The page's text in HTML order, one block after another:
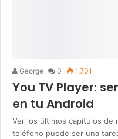
George 0 1.701
You TV Player:
en tu Android
Ver los últimos capítulos de
teléfono puede ser una